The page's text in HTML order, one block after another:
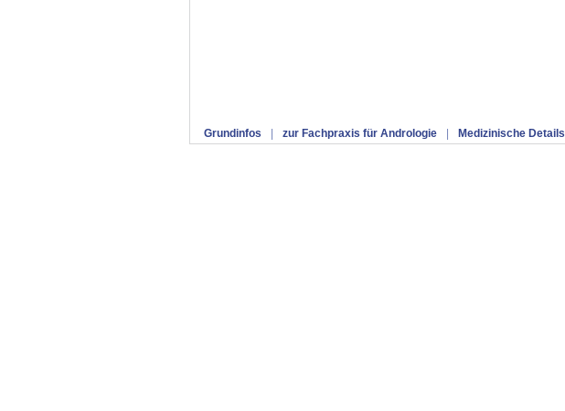
Grundinfos zur Fachpraxis für Andrologie Medizinische Details